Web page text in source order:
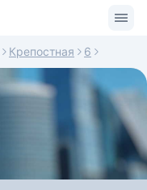
Крепостная 6